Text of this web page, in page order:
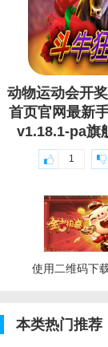
动物运动会开
首页官网最新
v1.18.1-pa旗
1
使用二维码下
本类热门推荐